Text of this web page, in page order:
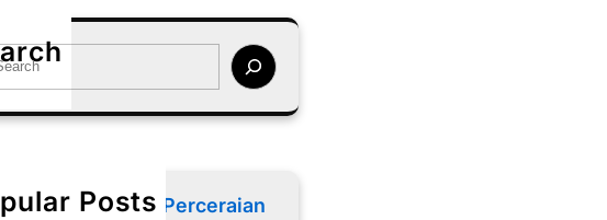
Posts
Pengacara Perceraian